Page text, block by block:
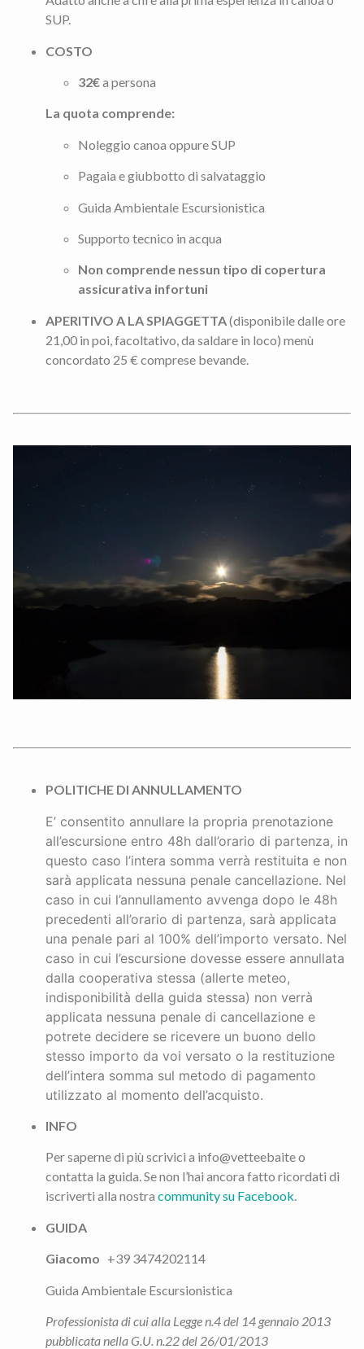
SUP.
COSTO
32€a persona
La quota comprende:
Noleggio canoa oppure SUP
Pagaia e giubbotto di salvataggio
Guida Ambientale Escursionistica
Supporto tecnico in acqua
Non comprende nessun tipo di copertura
assicurativa infortuni
APERITIVO A LA SPIAGGETTA(disponibile dalle ore
21,00 in poi, facoltativo, da saldare in loco) menù
concordato 25 € comprese bevande.
POLITICHE DI ANNULLAMENTO
E’ consentito annullare la propria prenotazione
all’escursione entro 48h dall’orario di partenza, in
questo caso l’intera somma verrà restituita e non
sarà applicata nessuna penale cancellazione. Nel
caso in cui l’annullamento avvenga dopo le 48h
precedenti all’orario di partenza, sarà applicata
una penale pari al 100% dell’importo versato. Nel
caso in cui l’escursione dovesse essere annullata
dalla cooperativa stessa (allerte meteo,
indisponibilità della guida stessa) non verrà
applicata nessuna penale di cancellazione e
potrete decidere se ricevere un buono dello
stesso importo da voi versato o la restituzione
dell’intera somma sul metodo di pagamento
utilizzato al momento dell’acquisto.
INFO
Per saperne di più scrivici a info@vetteebaite o
contatta la guida. Se non l’hai ancora fatto ricordati di
iscriverti alla nostra community su Facebook.
GUIDA
Giacomo +39 3474202114
Guida Ambientale Escursionistica
Professionista di cui alla Legge n.4 del 14 gennaio 2013
pubblicata nella G.U. n.22 del 26/01/2013